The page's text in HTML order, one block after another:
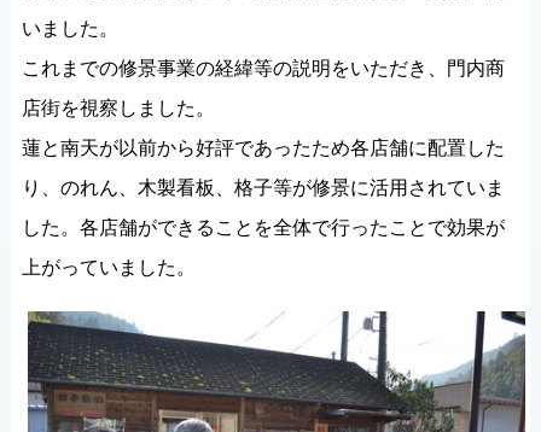
いました。
これまでの修景事業の経緯等の説明をいただき、門内商
店街を視察しました。
蓮と南天が以前から好評であったため各店舗に配置した
り、のれん、木製看板、格子等が修景に活用されていま
した。各店舗ができることを全体で行ったことで効果が
上がっていました。